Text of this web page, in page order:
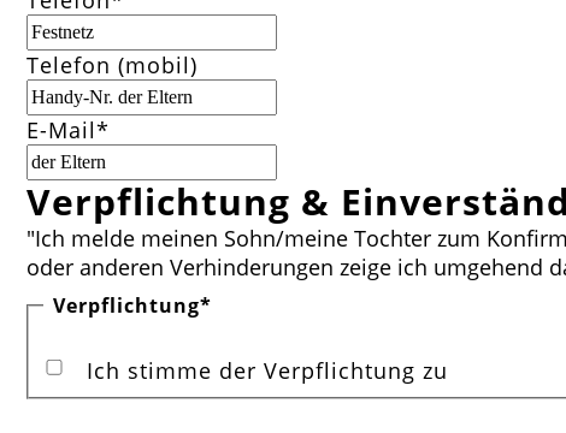
Telefon (mobil)
Pflichtfeld
E-Mail*
Verpflichtung &
"Ich melde meinen Sohn/meine Tochter zum
oder anderen Verhinderungen zeige ich umgehend
Pflichtfeld
Verpflichtung*
Ich stimme der Verpflichtung zu